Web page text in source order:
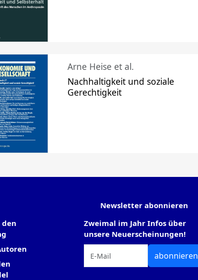
Arne Heise et al.
Nachhaltigkeit und soziale
Gerechtigkeit
den
Newsletter abonnieren
Zweimal im Jahr Infos über
unsere Neuerscheinungen!
abonnieren